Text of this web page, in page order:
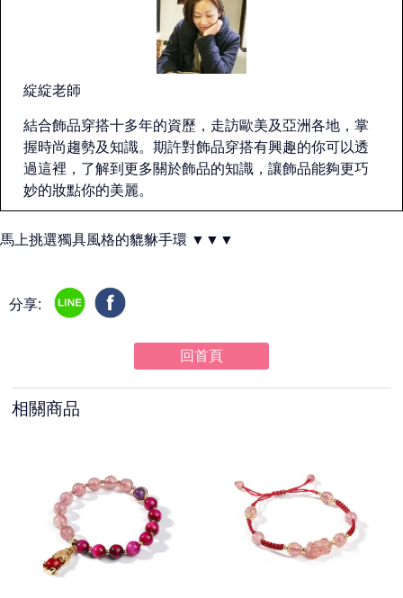
綻綻老師
結合飾品穿搭十多年的資歷，走訪歐美及亞洲各地，掌
握時尚趨勢及知識。期許對飾品穿搭有興趣的你可以透
過這裡，了解到更多關於飾品的知識，讓飾品能夠更巧
妙的妝點你的美麗。
馬上挑選獨具風格的貔貅手環 ▼▼▼
分享:
回首頁
相關商品